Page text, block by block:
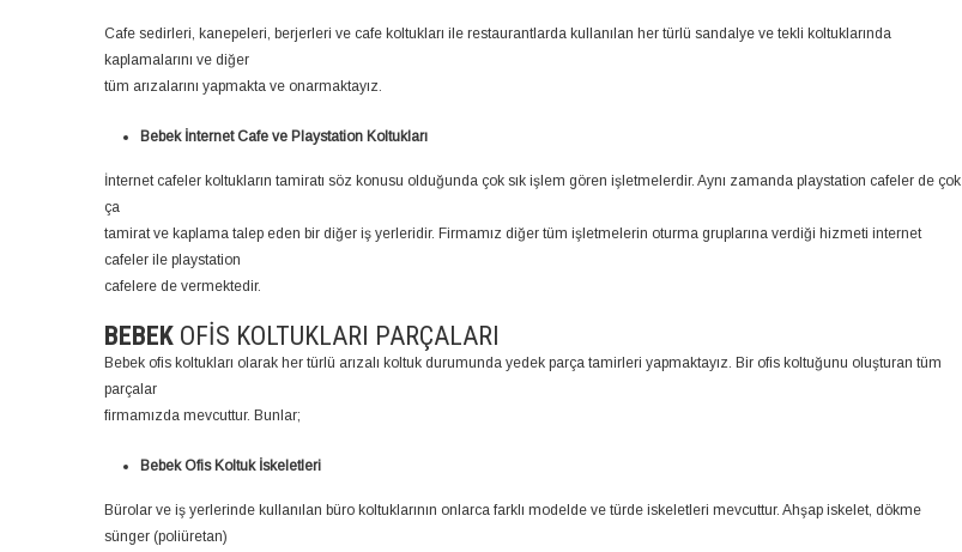
Cafe sedirleri, kanepeleri, berjerleri ve cafe koltukları ile restaurantlarda kullanılan her türlü sandalye ve tekli koltuklarında
kaplamalarını ve diğer
tüm arızalarını yapmakta ve onarmaktayız.
Bebek İnternet Cafe ve Playstation Koltukları
İnternet cafeler koltukların tamiratı söz konusu olduğunda çok sık işlem gören işletmelerdir. Aynı zamanda playstation cafeler de çok
ça
tamirat ve kaplama talep eden bir diğer iş yerleridir. Firmamız diğer tüm işletmelerin oturma gruplarına verdiği hizmeti internet
cafeler ile playstation
cafelere de vermektedir.
BEBEK OFIS KOLTUKLARI PARÇALARI
Bebek ofis koltukları olarak her türlü arızalı koltuk durumunda yedek parça tamirleri yapmaktayız. Bir ofis koltuğunu oluşturan tüm
parçalar
firmamızda mevcuttur. Bunlar;
Bebek Ofis Koltuk İskeletleri
Bürolar ve iş yerlerinde kullanılan büro koltuklarının onlarca farklı modelde ve türde iskeletleri mevcuttur. Ahşap iskelet, dökme
sünger (poliüretan)